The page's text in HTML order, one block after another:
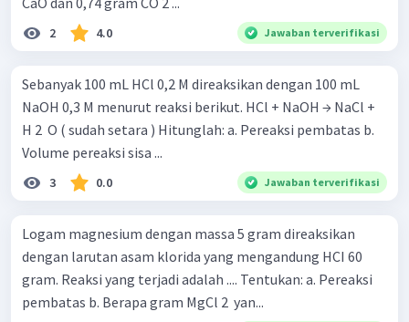
2 4.0 Jawaban terverifikasi
Sebanyak 100 mL HCl 0,2 M direaksikan dengan 100 mL
NaOH 0,3 M menurut reaksi berikut. HCl + NaOH → NaCl +
H 2 ​ O ( sudah setara ) Hitunglah: a. Pereaksi pembatas b.
Volume pereaksi sisa ...
3 0.0 Jawaban terverifikasi
Logam magnesium dengan massa 5 gram direaksikan
dengan larutan asam klorida yang mengandung HCI 60
gram. Reaksi yang terjadi adalah .... Tentukan: a. Pereaksi
pembatas b. Berapa gram MgCl 2 ​ yan...